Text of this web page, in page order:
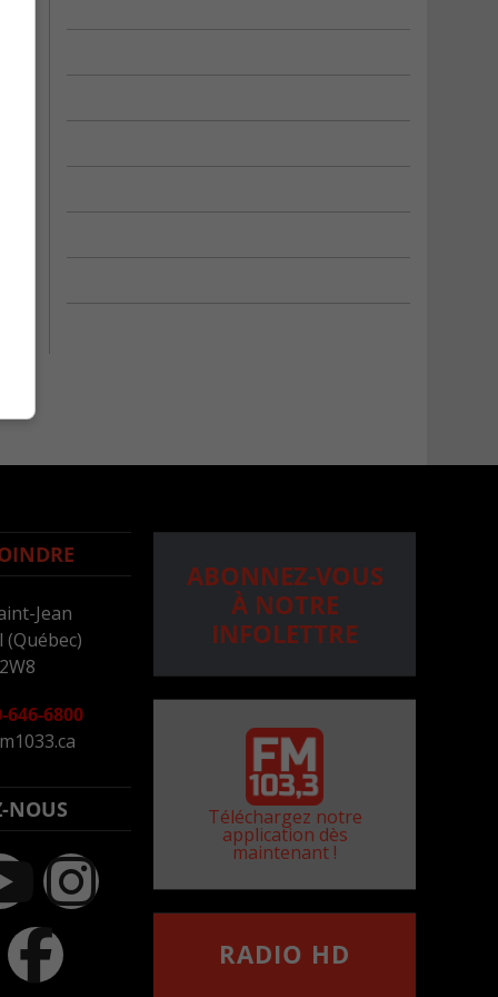
Jean
646-6800
NOUS
ABONNEZ-VOUS
À NOTRE
INFOLETTRE
Téléchargez notre
application dès
maintenant !
RADIO HD